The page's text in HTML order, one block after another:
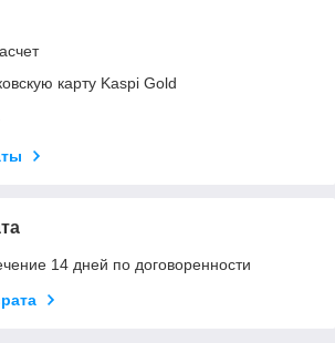
карту Kaspi Gold
14 дней по договоренности